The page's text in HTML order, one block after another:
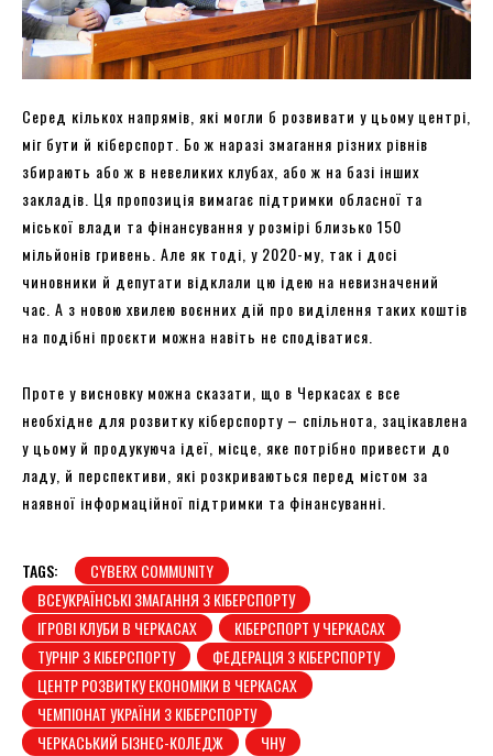
Серед кількох напрямів, які могли б розвивати у цьому центрі,
міг бути й кіберспорт. Бо ж наразі змагання різних рівнів
збирають або ж в невеликих клубах, або ж на базі інших
закладів. Ця пропозиція вимагає підтримки обласної та
міської влади та фінансування у розмірі близько 150
мільйонів гривень. Але як тоді, у 2020-му, так і досі
чиновники й депутати відклали цю ідею на невизначений
час. А з новою хвилею воєнних дій про виділення таких коштів
на подібні проєкти можна навіть не сподіватися.
Проте у висновку можна сказати, що в Черкасах є все
необхідне для розвитку кіберспорту – спільнота, зацікавлена
у цьому й продукуюча ідеї, місце, яке потрібно привести до
ладу, й перспективи, які розкриваються перед містом за
наявної інформаційної підтримки та фінансуванні.
TAGS:
CYBERX COMMUNITY
ВСЕУКРАЇНСЬКІ ЗМАГАННЯ З КІБЕРСПОРТУ
ІГРОВІ КЛУБИ В ЧЕРКАСАХ
КІБЕРСПОРТ У ЧЕРКАСАХ
ТУРНІР З КІБЕРСПОРТУ
ФЕДЕРАЦІЯ З КІБЕРСПОРТУ
ЦЕНТР РОЗВИТКУ ЕКОНОМІКИ В ЧЕРКАСАХ
ЧЕМПІОНАТ УКРАЇНИ З КІБЕРСПОРТУ
ЧЕРКАСЬКИЙ БІЗНЕС-КОЛЕДЖ
ЧНУ